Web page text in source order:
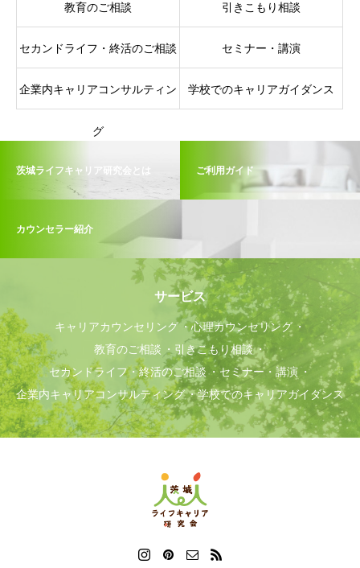
教育のご相談 引きこもり相談
セカンドライフ・終活のご相談 セミナー・講演
企業内キャリアコンサルティン
グ
学校でのキャリアガイダンス
茨城ライフキャリア研究会とは ご利用ガイド
カウンセラー紹介
サービス
キャリアカウンセリング
心理カウンセリング
教育のご相談
引きこもり相談
セカンドライフ・終活のご相談
セミナー・講演
企業内キャリアコンサルティング
学校でのキャリアガイダンス